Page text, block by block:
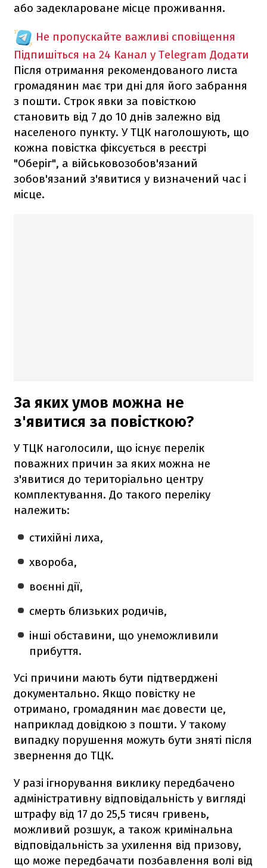
або задеклароване місце проживання.
Не пропускайте важливі сповіщення
Підпишіться на 24 Канал у Telegram Додати
Після отримання рекомендованого листа
громадянин має три дні для його забрання
з пошти. Строк явки за повісткою
становить від 7 до 10 днів залежно від
населеного пункту. У ТЦК наголошують, що
кожна повістка фіксується в реєстрі
"Оберіг", а військовозобов'язаний
зобов'язаний з'явитися у визначений час і
місце.
За яких умов можна не
з'явитися за повісткою?
У ТЦК наголосили, що існує перелік
поважних причин за яких можна не
з'явитися до територіально центру
комплектування. До такого переліку
належить:
стихійні лиха,
хвороба,
воєнні дії,
смерть близьких родичів,
інші обставини, що унеможливили
прибуття.
Усі причини мають бути підтверджені
документально. Якщо повістку не
отримано, громадянин має довести це,
наприклад довідкою з пошти. У такому
випадку порушення можуть бути зняті після
звернення до ТЦК.
У разі ігнорування виклику передбачено
адміністративну відповідальність у вигляді
штрафу від 17 до 25,5 тисяч гривень,
можливий розшук, а також кримінальна
відповідальність за ухилення від призову,
що може передбачати позбавлення волі від